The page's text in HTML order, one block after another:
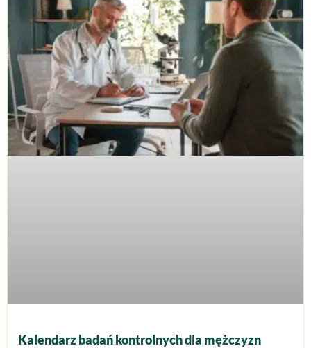
Kalendarz badań kontrolnych dla mężczyzn